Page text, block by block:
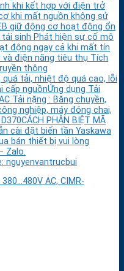
khi kết hợp với điện trở
khi mất nguồn không sử
giữ động cơ hoạt động ổn
sinh Phát hiện sự cố mô
động ngay cả khi mất tín
điện năng tiêu thụ Tích
thông
quá tải, nhiệt độ quá cao, lỗi
cấp nguồnỨng dụng Tải
Tải nặng : Băng chuyền,
nghiệp, máy đóng chai,
PHÂN BIỆT MÃ
cài đặt biến tần Yaskawa
bán thiết bị vui lòng
Zalo.
nguyenvantrucbui
AC, CIMR-